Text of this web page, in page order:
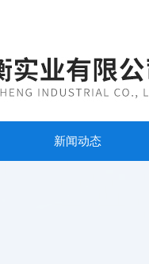
新闻动态